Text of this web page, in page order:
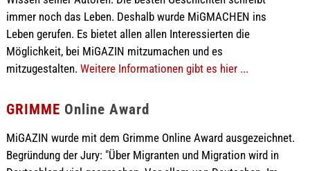
immer noch das Leben. Deshalb wurde MiGMACHEN ins
Leben gerufen. Es bietet allen allen Interessierten die
Möglichkeit, bei MiGAZIN mitzumachen und es
mitzugestalten. Weitere Informationen gibt es hier ...
GRIMME Online Award
MiGAZIN wurde mit dem Grimme Online Award ausgezeichnet.
Begründung der Jury: "Über Migranten und Migration wird in